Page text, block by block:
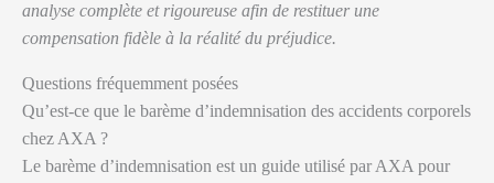
analyse complète et rigoureuse afin de restituer une
compensation fidèle à la réalité du préjudice.
Questions fréquemment posées
Qu’est-ce que le barème d’indemnisation des accidents corporels
chez AXA ?
Le barème d’indemnisation est un guide utilisé par AXA pour